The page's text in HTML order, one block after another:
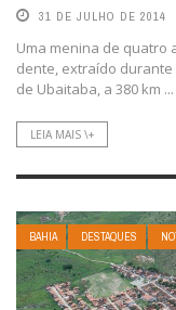
31 DE JULHO DE 2014
Uma menina de quatro
dente, extraído
de Ubaitaba, a 380 km ...
LEIA MAIS \+
BAHIA DESTAQUES